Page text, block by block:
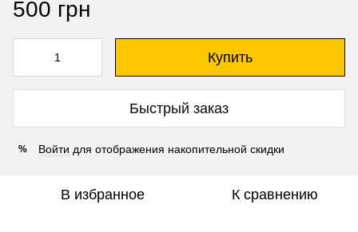
500 грн
Купить
Быстрый заказ
% Войти для отображения накопительной скидки
В избранное К сравнению